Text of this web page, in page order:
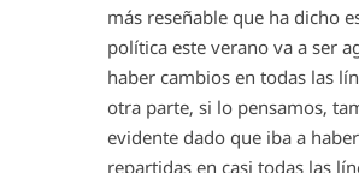
más reseñable que ha dicho
política este verano va a ser
haber cambios en todas las
otra parte, si lo pensamos,
evidente dado que iba a
repartidas en casi todas las